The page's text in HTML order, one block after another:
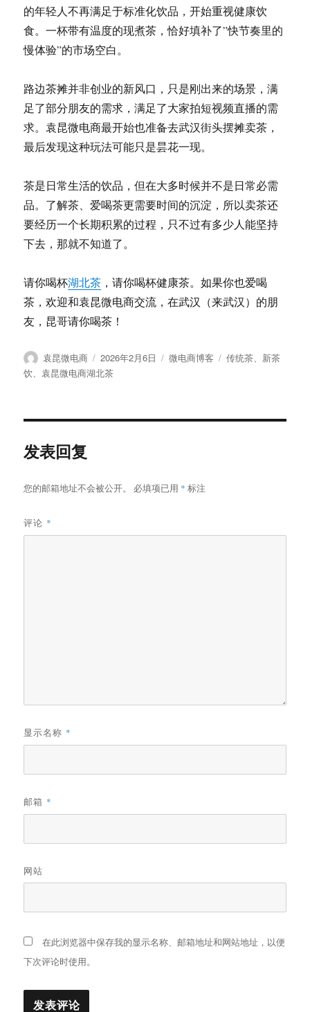
的年轻人不再满足于标准化饮品，开始重视健康饮
食。一杯带有温度的现煮茶，恰好填补了”快节奏里的
慢体验”的市场空白。
路边茶摊并非创业的新风口，只是刚出来的场景，满
足了部分朋友的需求，满足了大家拍短视频直播的需
求。袁昆微电商最开始也准备去武汉街头摆摊卖茶，
最后发现这种玩法可能只是昙花一现。
茶是日常生活的饮品，但在大多时候并不是日常必需
品。了解茶、爱喝茶更需要时间的沉淀，所以卖茶还
要经历一个长期积累的过程，只不过有多少人能坚持
下去，那就不知道了。
请你喝杯湖北茶 ，请你喝杯健康茶。如果你也爱喝
茶，欢迎和袁昆微电商交流，在武汉（来武汉）的朋
友，昆哥请你喝茶！
作
者
袁昆微电商
发
布
2026年2月6日
分
微电商博客
标
传统茶、 新茶
饮、袁昆微电商湖北茶
发表回复
您的邮箱地址不会被公开。 必填项已用 * 标注
评论 *
显示名称 *
邮箱 *
网站
在此浏览器中保存我的显示名称、邮箱地址和网站地址，以便
下次评论时使用。